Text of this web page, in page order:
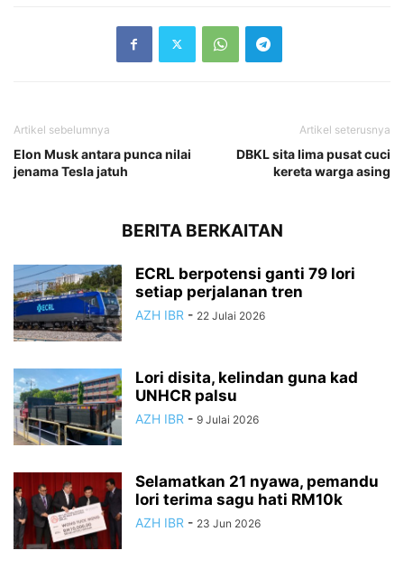
Artikel sebelumnya
Elon Musk antara punca nilai
jenama Tesla jatuh
Artikel seterusnya
DBKL sita lima pusat cuci
kereta warga asing
BERITA BERKAITAN
ECRL berpotensi ganti 79 lori
setiap perjalanan tren
AZH IBR - 22 Julai 2026
Lori disita, kelindan guna kad
UNHCR palsu
AZH IBR - 9 Julai 2026
Selamatkan 21 nyawa, pemandu
lori terima sagu hati RM10k
AZH IBR - 23 Jun 2026